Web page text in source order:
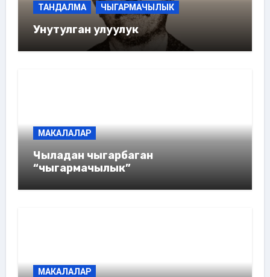
ТАНДАЛМА ЧЫГАРМАЧЫЛЫК
Унутулган улуулук
МАКАЛАЛАР
Чыладан чыгарбаган
“чыгармачылык”
МАКАЛАЛАР